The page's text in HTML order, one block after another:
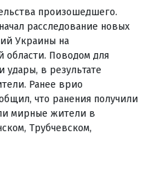
произошедшего.
расследование новых
Украины на
области. Поводом для
удары, в результате
Ранее врио
что ранения получили
мирные жители в
Трубчевском,